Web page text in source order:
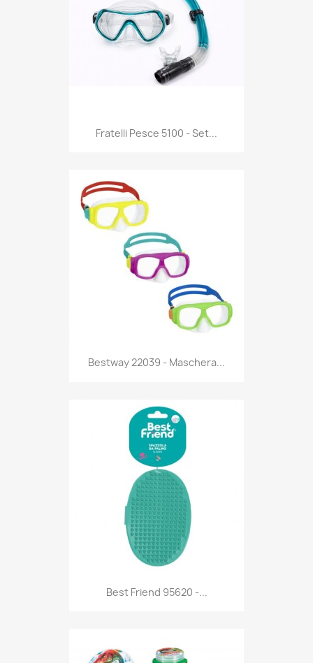
Anteprima
Fratelli Pesce 5100 - Set...
Anteprima
Bestway 22039 - Maschera...
Anteprima
Best Friend 95620 -...